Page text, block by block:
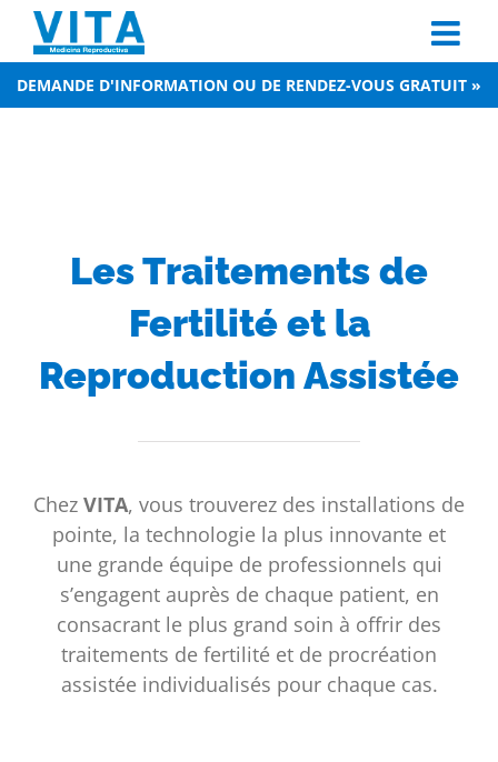
content
DEMANDE D'INFORMATION OU DE RENDEZ-VOUS GRATUIT »
Les Traitements de
Fertilité et la
Reproduction Assistée
Chez VITA, vous trouverez des installations de
pointe, la technologie la plus innovante et
une grande équipe de professionnels qui
s’engagent auprès de chaque patient, en
consacrant le plus grand soin à offrir des
traitements de fertilité et de procréation
assistée individualisés pour chaque cas.